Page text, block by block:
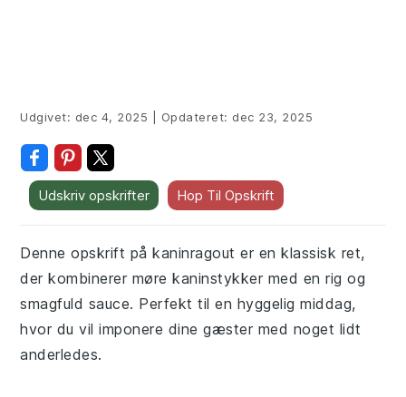
Udgivet: dec 4, 2025 Opdateret: dec 23, 2025
Udskriv opskrifter Hop Til Opskrift
Denne opskrift på kaninragout er en klassisk ret,
der kombinerer møre kaninstykker med en rig og
smagfuld sauce. Perfekt til en hyggelig middag,
hvor du vil imponere dine gæster med noget lidt
anderledes.